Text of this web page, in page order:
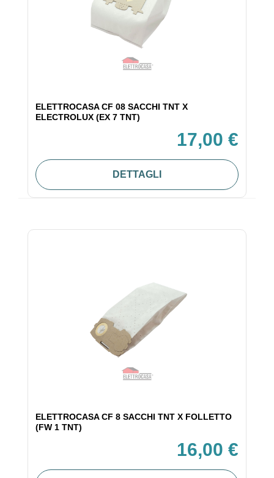
ELETTROCASA CF 08 SACCHI TNT X
ELECTROLUX (EX 7 TNT)
17,00 €
DETTAGLI
ELETTROCASA CF 8 SACCHI TNT X FOLLETTO
(FW 1 TNT)
16,00 €